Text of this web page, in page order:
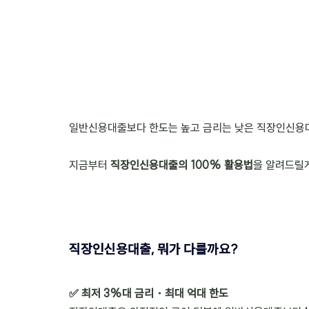
일반신용대출보다 한도는 높고 금리는 낮은 직장인신용
지금부터 직장인신용대출의 100% 활용법을 알려드릴
직장인신용대출, 뭐가 다를까요?
✅ 최저 3%대 금리・최대 억대 한도